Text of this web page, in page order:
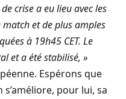
crise a eu lieu avec les
et de plus amples
à 19h45 CET. Le
et a été stabilisé, »
Espérons que
pour lui, sa